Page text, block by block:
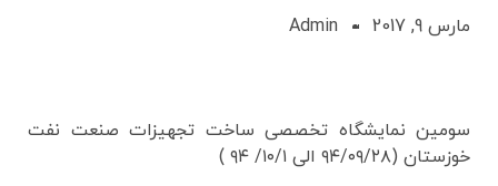
مارس 9, 2017 Admin
سومین نمایشگاه تخصصی ساخت تجهیزات صنعت نفت
خوزستان (۹۴/۰۹/۲۸ الی ۱۰/۱/ ۹۴ )